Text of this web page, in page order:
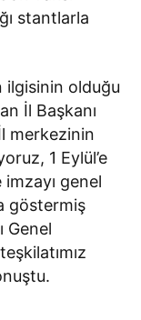
stantlarla
ilgisinin olduğu
İl Başkanı
merkezinin
1 Eylül’e
genel
göstermiş
Genel